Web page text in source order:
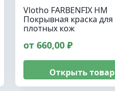
Vlotho FARBENFIX HM
Покрывная краска для
плотных кож
от 660,00 ₽
Открыть товар